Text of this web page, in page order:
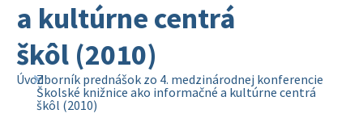
a kultúrne centrá
škôl (2010)
ÚvodZborník prednášok zo 4. medzinárodnej konferencie
Školské knižnice ako informačné a kultúrne centrá
škôl (2010)